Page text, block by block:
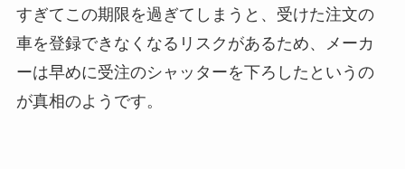
すぎてこの期限を過ぎてしまうと、受けた注文の
車を登録できなくなるリスクがあるため、メーカ
ーは早めに受注のシャッターを下ろしたというの
が真相のようです。